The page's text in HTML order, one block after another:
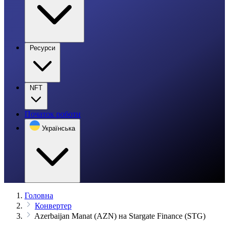
Ресурси
NFT
Початок роботи
Українська
Головна
Конвертер
Azerbaijan Manat (AZN) на Stargate Finance (STG)